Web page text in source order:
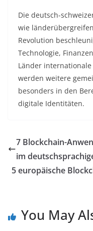
Die deutsch-
wie
Revolution
Technologie,
Länder internationale
werden weitere
besonders in den
digitale Identitäten.
7 Blockchain-
im
5 europäische
You May